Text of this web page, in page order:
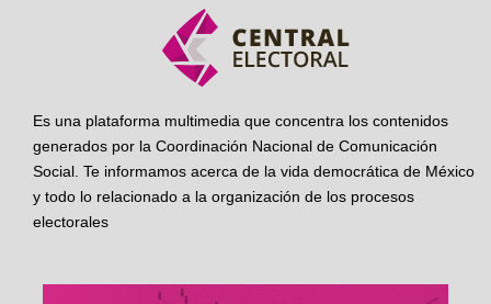
Es una plataforma multimedia que concentra los contenidos
generados por la Coordinación Nacional de Comunicación
Social. Te informamos acerca de la vida democrática de México
y todo lo relacionado a la organización de los procesos
electorales